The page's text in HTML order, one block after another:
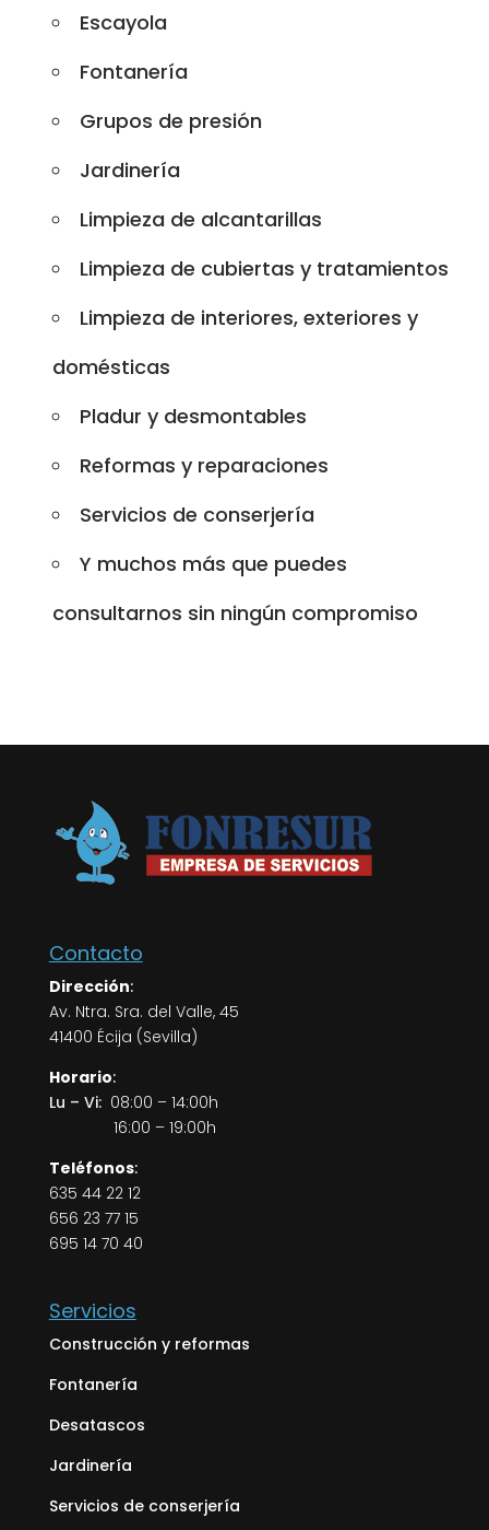
Escayola
Fontanería
Grupos de presión
Jardinería
Limpieza de alcantarillas
Limpieza de cubiertas y tratamientos
Limpieza de interiores, exteriores y
domésticas
Pladur y desmontables
Reformas y reparaciones
Servicios de conserjería
Y muchos más que puedes
consultarnos sin ningún compromiso
Contacto
Dirección:
Av. Ntra. Sra. del Valle, 45
41400 Écija (Sevilla)
Horario:
Lu – Vi: 08:00 – 14:00h
16:00 – 19:00h
Teléfonos:
635 44 22 12
656 23 77 15
695 14 70 40
Servicios
Construcción y reformas
Fontanería
Desatascos
Jardinería
Servicios de conserjería